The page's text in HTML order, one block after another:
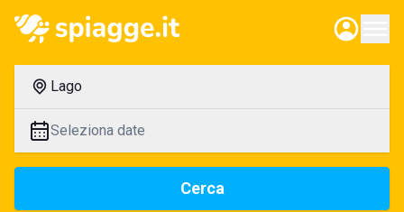
Lago
Seleziona date
Cerca